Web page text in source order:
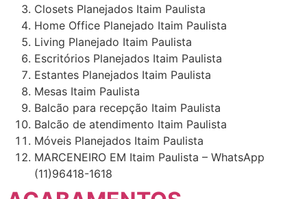
Closets Planejados Itaim Paulista
Home Office Planejado Itaim Paulista
Living Planejado Itaim Paulista
Escritórios Planejados Itaim Paulista
Estantes Planejados Itaim Paulista
Mesas Itaim Paulista
Balcão para recepção Itaim Paulista
Balcão de atendimento Itaim Paulista
Móveis Planejados Itaim Paulista
MARCENEIRO EM Itaim Paulista – WhatsApp
(11)96418-1618